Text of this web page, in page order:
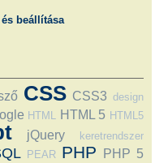
beállítása
CSS CSS3 design
HTML HTML 5 HTML5
jQuery keretrendszer
PEAR PHP PHP 5